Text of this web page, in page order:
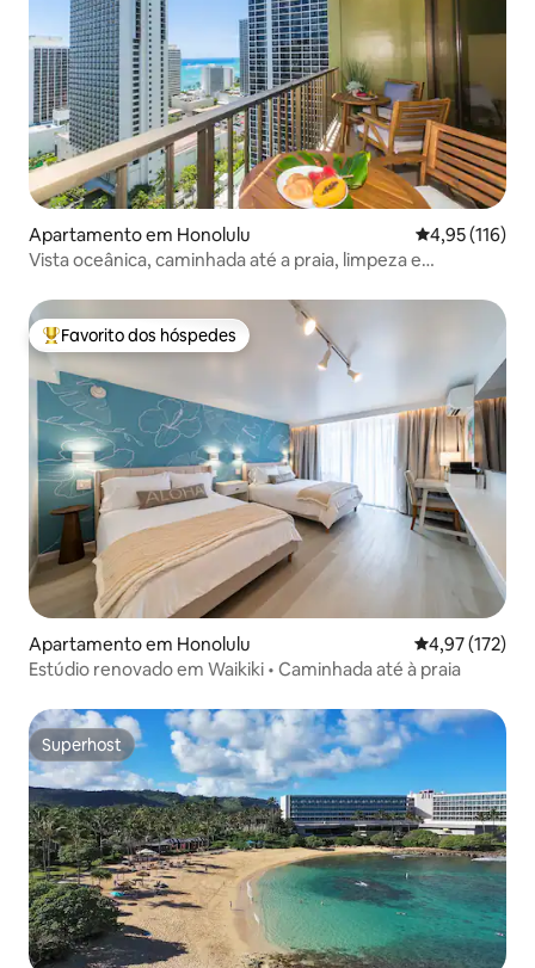
Apartamento em Honolulu Classificação
4,95 (116)
Vista oceânica, caminhada até a praia, limpeza e
Favoritos dos hóspedes mais apreciados
Favorito dos hóspedes
Apartamento em Honolulu Classificação
4,97 (172)
Estúdio renovado em Waikiki • Caminhada até à praia
Superhost
Superhost